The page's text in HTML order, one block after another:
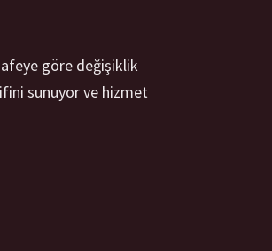
göre değişiklik
sunuyor ve hizmet